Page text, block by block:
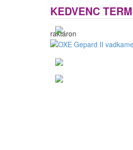
KEDVENC
raktáron